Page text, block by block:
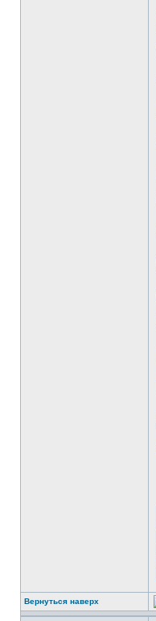
Вернуться наверх